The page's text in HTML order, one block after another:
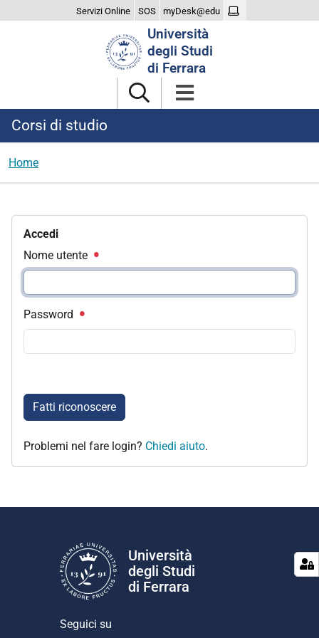
Servizi Online SOS myDesk@edu
Università
degli Studi
di Ferrara
Corsi di studio
Home
Accedi
Nome utente
Password
Fatti riconoscere
Problemi nel fare login? Chiedi aiuto.
Università
degli Studi
di Ferrara
Seguici su